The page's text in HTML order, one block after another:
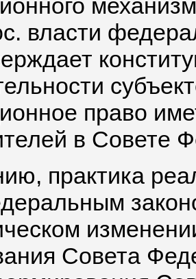
власти
право
в Совете
практика
Совета